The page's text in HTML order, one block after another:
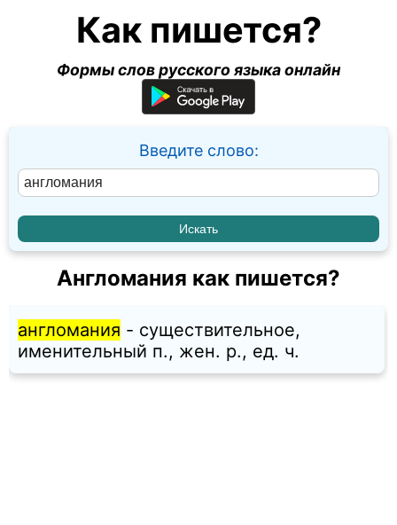
Как пишется?
Формы слов русского языка онлайн
Введите слово:
Англомания как пишется?
англомания - существительное,
именительный п., жен. p., ед. ч.